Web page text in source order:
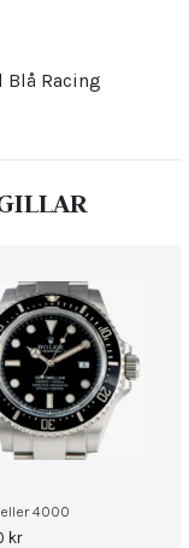
Blå Racing
4000
kr